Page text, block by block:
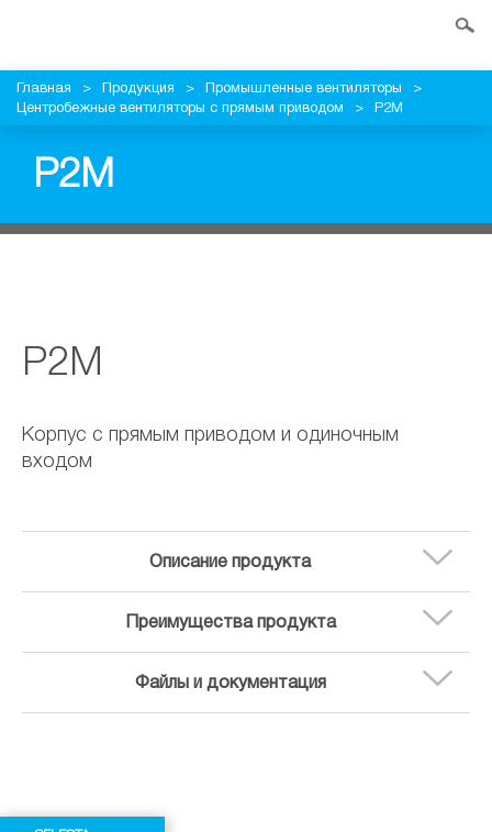
Главная > Продукция > Промышленные вентиляторы
>
Центробежные вентиляторы с прямым приводом
> P2M
P2M
P2M
Корпус с прямым приводом и одиночным
входом
Описание продукта
Преимущества продукта
Файлы и документация